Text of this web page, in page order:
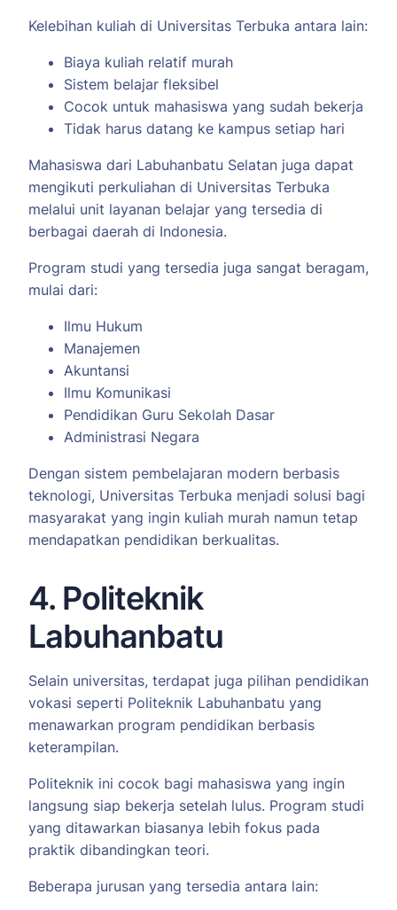
Kelebihan kuliah di Universitas Terbuka antara lain:
Biaya kuliah relatif murah
Sistem belajar fleksibel
Cocok untuk mahasiswa yang sudah bekerja
Tidak harus datang ke kampus setiap hari
Mahasiswa dari Labuhanbatu Selatan juga dapat
mengikuti perkuliahan di Universitas Terbuka
melalui unit layanan belajar yang tersedia di
berbagai daerah di Indonesia.
Program studi yang tersedia juga sangat beragam,
mulai dari:
Ilmu Hukum
Manajemen
Akuntansi
Ilmu Komunikasi
Pendidikan Guru Sekolah Dasar
Administrasi Negara
Dengan sistem pembelajaran modern berbasis
teknologi, Universitas Terbuka menjadi solusi bagi
masyarakat yang ingin kuliah murah namun tetap
mendapatkan pendidikan berkualitas.
4. Politeknik
Labuhanbatu
Selain universitas, terdapat juga pilihan pendidikan
vokasi seperti Politeknik Labuhanbatu yang
menawarkan program pendidikan berbasis
keterampilan.
Politeknik ini cocok bagi mahasiswa yang ingin
langsung siap bekerja setelah lulus. Program studi
yang ditawarkan biasanya lebih fokus pada
praktik dibandingkan teori.
Beberapa jurusan yang tersedia antara lain: